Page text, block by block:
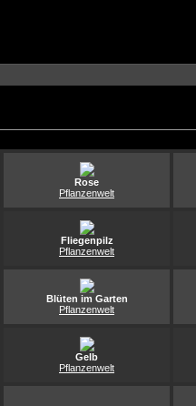
Rose
Pflanzenwelt
Fliegenpilz
Pflanzenwelt
Blüten im Garten
Pflanzenwelt
Gelb
Pflanzenwelt